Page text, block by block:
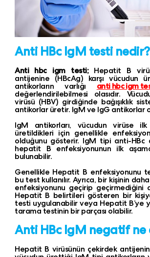
Anti HBc IgM testi nedir?
Anti hbc igm testi;Hepatit B
antijenine (HBcAg) karşı vücudun
antikorların varlığı anti hbc igm
değerlendirilebilmesi olasıdır.
virüsü (HBV) girdiğinde bağışıklık
antikorlar üretir. IgM ve IgG antikorlar
IgM antikorları, vücudun virüse
üretildikleri için genellikle
olduğunu gösterir. IgM tipi anti-HBc
hepatit B enfeksiyonunun ilk
bulunabilir.
Genellikle Hepatit B enfeksiyonunu
bu test kullanılır. Ayrıca, bir kişinin
enfeksiyonunu geçirip geçirmediğini
Hepatit B belirtileri gösteren bir
testi uygulanabilir veya Hepatit B’ye
tarama testinin bir parçası olabilir.
Anti HBc IgM negatif ne
Hepatit B virüsünün çekirdek